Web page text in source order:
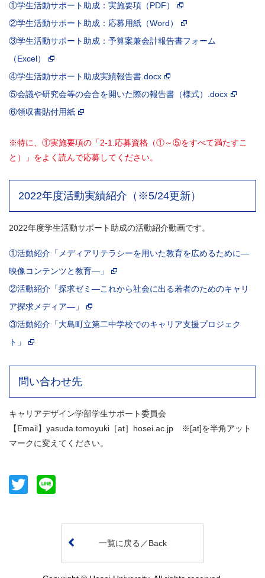
①学生活動サポート助成：実施要項（PDF）
②学生活動サポート助成：応募用紙（Word）
③学生活動サポート助成：予算案兼会計報告書フォーム
（Excel）
④学生活動サポート助成実績報告書.docx
⑤会議や研究会等の会合を開いた際の報告書（様式）.docx
⑥領収書貼付用紙
※特に、①実施要項の「2-1.応募資格（①～⑤をすべて満たすこ
と）」をよく読んで応募してください。
2022年度活動実績紹介（※5/24更新）
2022年度学生活動サポート助成の活動紹介動画です。
①活動紹介「メディアリテラシーを用いた教育を広めるために―
映像コンテンツと教育―」
②活動紹介「探求ゼミ―これから社会に出る若者のためのキャリ
ア探求メディア―」
③活動紹介「大島町立第二中学校でのキャリア支援プロジェク
ト」
問い合わせ先
キャリアデザイン学部学生サポート委員会
【Email】yasuda.tomoyuki［at］hosei.ac.jp ※[at]を半角アット
マークに変えてください。
Twitter
一覧に戻る／Back